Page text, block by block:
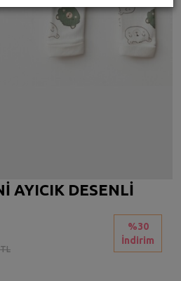
AYICIK DESENLİ
%30
İndirim